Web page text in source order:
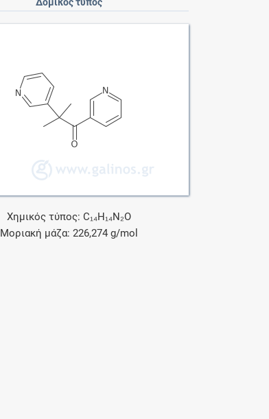
Δομικός τύπος
Χημικός τύπος: C₁₄H₁₄N₂O
Μοριακή μάζα: 226,274 g/mol